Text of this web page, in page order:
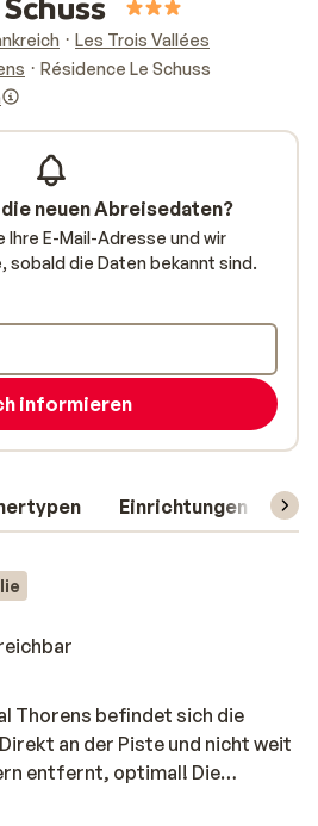
Les Trois Vallées
Résidence Le Schuss
Einrichtungen
Thorens befindet sich die
an der Piste und nicht weit
entfernt, optimal! Die
und freundlich
neuen Abreisedaten?
Ihre E-Mail-Adresse und wir
sobald die Daten bekannt sind.
informieren